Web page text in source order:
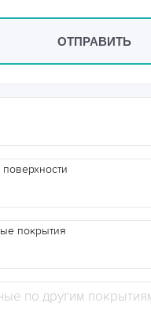
покрытия
покрытия
ОТПРАВИТЬ